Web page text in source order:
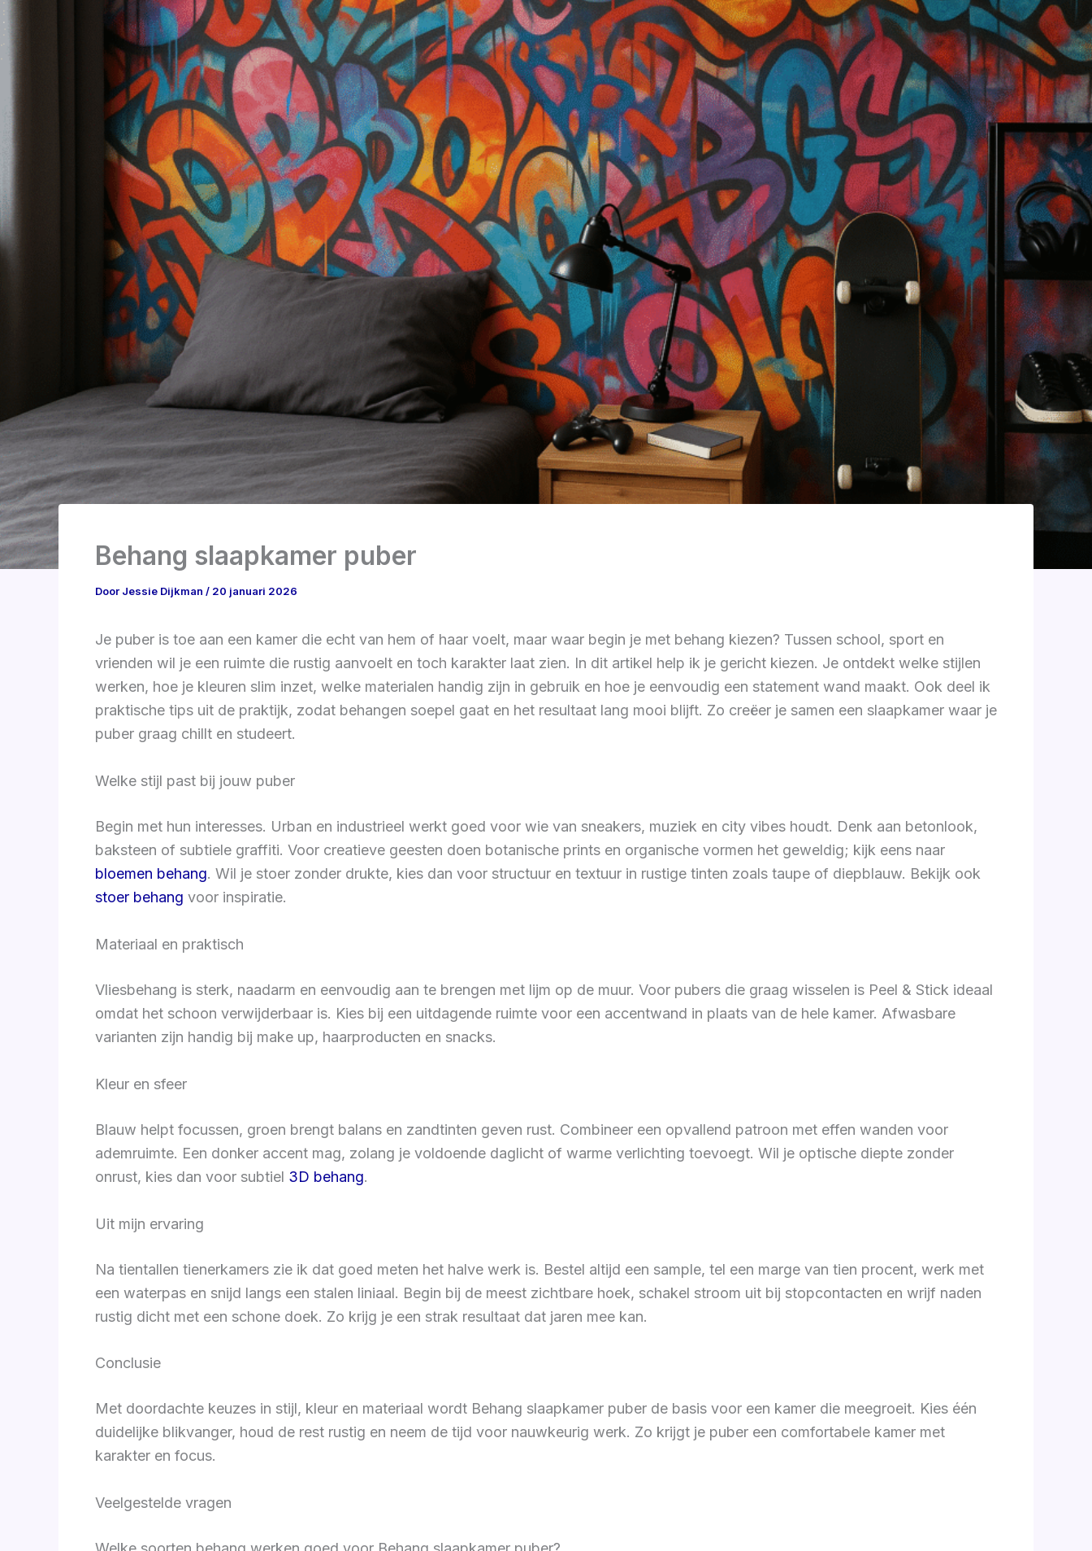
Behang slaapkamer puber
Door Jessie Dijkman / 20 januari 2026
Je puber is toe aan een kamer die echt van hem of haar voelt, maar waar begin je met behang kiezen? Tussen school, sport en
vrienden wil je een ruimte die rustig aanvoelt en toch karakter laat zien. In dit artikel help ik je gericht kiezen. Je ontdekt welke stijlen
werken, hoe je kleuren slim inzet, welke materialen handig zijn in gebruik en hoe je eenvoudig een statement wand maakt. Ook deel ik
praktische tips uit de praktijk, zodat behangen soepel gaat en het resultaat lang mooi blijft. Zo creëer je samen een slaapkamer waar je
puber graag chillt en studeert.
Welke stijl past bij jouw puber
Begin met hun interesses. Urban en industrieel werkt goed voor wie van sneakers, muziek en city vibes houdt. Denk aan betonlook,
baksteen of subtiele graffiti. Voor creatieve geesten doen botanische prints en organische vormen het geweldig; kijk eens naar
bloemen behang. Wil je stoer zonder drukte, kies dan voor structuur en textuur in rustige tinten zoals taupe of diepblauw. Bekijk ook
stoer behang voor inspiratie.
Materiaal en praktisch
Vliesbehang is sterk, naadarm en eenvoudig aan te brengen met lijm op de muur. Voor pubers die graag wisselen is Peel & Stick ideaal
omdat het schoon verwijderbaar is. Kies bij een uitdagende ruimte voor een accentwand in plaats van de hele kamer. Afwasbare
varianten zijn handig bij make up, haarproducten en snacks.
Kleur en sfeer
Blauw helpt focussen, groen brengt balans en zandtinten geven rust. Combineer een opvallend patroon met effen wanden voor
ademruimte. Een donker accent mag, zolang je voldoende daglicht of warme verlichting toevoegt. Wil je optische diepte zonder
onrust, kies dan voor subtiel 3D behang.
Uit mijn ervaring
Na tientallen tienerkamers zie ik dat goed meten het halve werk is. Bestel altijd een sample, tel een marge van tien procent, werk met
een waterpas en snijd langs een stalen liniaal. Begin bij de meest zichtbare hoek, schakel stroom uit bij stopcontacten en wrijf naden
rustig dicht met een schone doek. Zo krijg je een strak resultaat dat jaren mee kan.
Conclusie
Met doordachte keuzes in stijl, kleur en materiaal wordt Behang slaapkamer puber de basis voor een kamer die meegroeit. Kies één
duidelijke blikvanger, houd de rest rustig en neem de tijd voor nauwkeurig werk. Zo krijgt je puber een comfortabele kamer met
karakter en focus.
Veelgestelde vragen